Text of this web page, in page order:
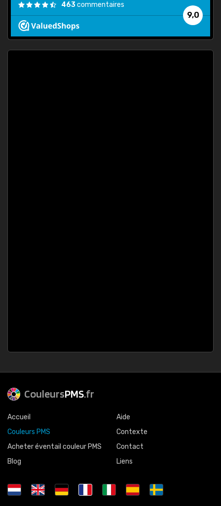
9,0
463commentaires
CouleursPMS.fr
Accueil
Couleurs PMS
Acheter éventail couleur PMS
Blog
Aide
Contexte
Contact
Liens